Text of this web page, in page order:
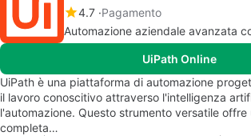
4.7 Pagamento
Automazione aziendale avanzata
UiPath Online
UiPath è una piattaforma di automazione
il lavoro conoscitivo attraverso l'intelligenza
l'automazione. Questo strumento versatile offre
completa…